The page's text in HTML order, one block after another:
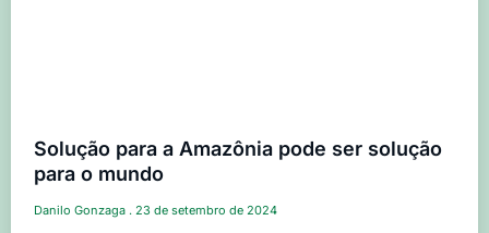
Solução para a Amazônia pode ser solução
para o mundo
Danilo Gonzaga 23 de setembro de 2024